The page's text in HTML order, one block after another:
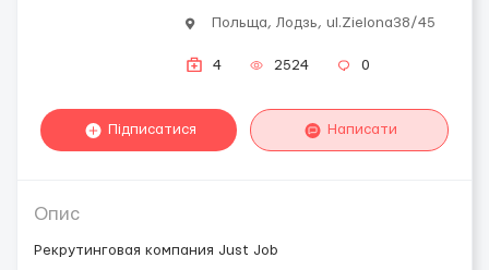
Польща, Лодзь, ul.Zielona38/45
4 2524 0
Підписатися Написати
Опис
Рекрутинговая компания Just Job